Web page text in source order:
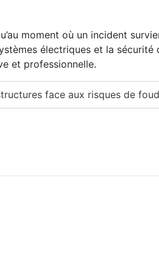
moment où un incident
électriques et la
et professionnelle.
face aux risques de